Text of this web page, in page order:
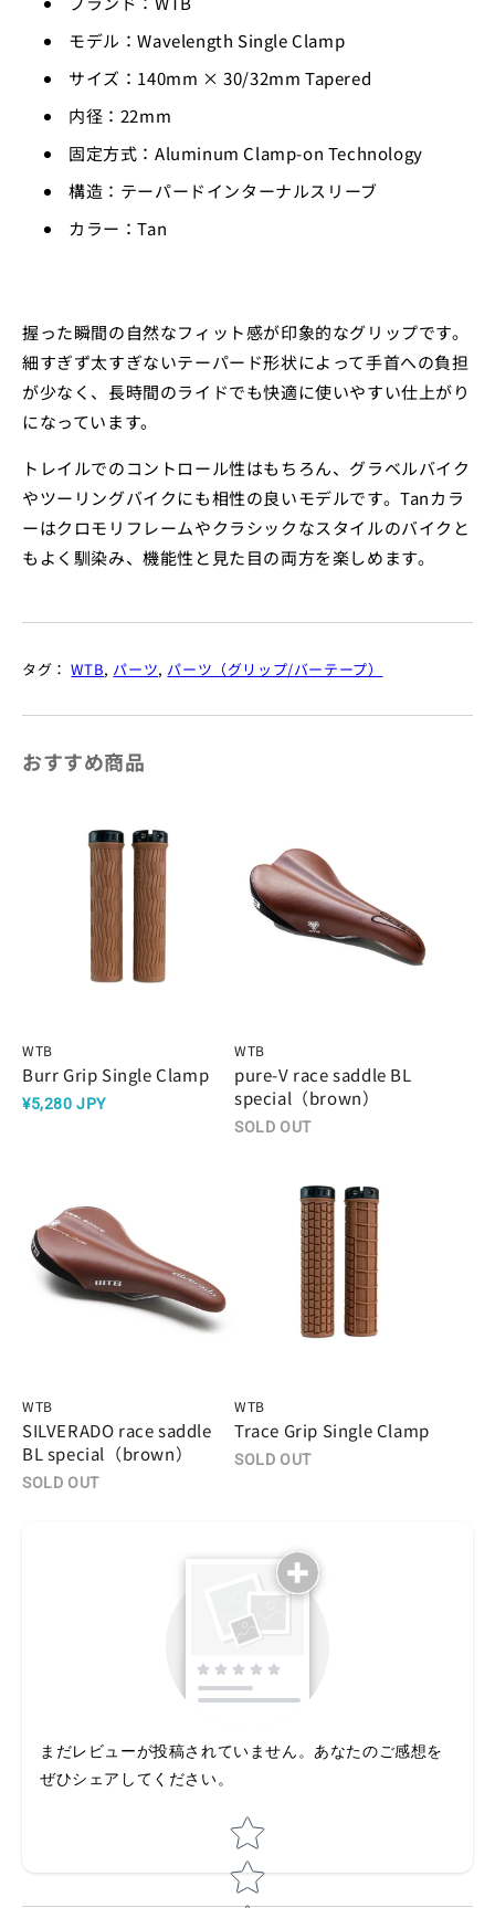
モデル：Wavelength Single Clamp
サイズ：140mm × 30/32mm Tapered
内径：22mm
固定方式：Aluminum Clamp-on Technology
構造：テーパードインターナルスリーブ
カラー：Tan
握った瞬間の自然なフィット感が印象的なグリップです。
細すぎず太すぎないテーパード形状によって手首への負担
が少なく、長時間のライドでも快適に使いやすい仕上がり
になっています。
トレイルでのコントロール性はもちろん、グラベルバイク
やツーリングバイクにも相性の良いモデルです。Tanカラ
ーはクロモリフレームやクラシックなスタイルのバイクと
もよく馴染み、機能性と見た目の両方を楽しめます。
タグ：WTB, パーツ, パーツ（グリップ/バーテープ）
おすすめ商品
WTB
Burr Grip Single Clamp
¥5,280 JPY
WTB
pure-V race saddle BL
special（brown）
SOLD OUT
WTB
SILVERADO race saddle
BL special（brown）
SOLD OUT
WTB
Trace Grip Single Clamp
SOLD OUT
まだレビューが投稿されていません。あなたのご感想を
ぜひシェアしてください。
Star rating